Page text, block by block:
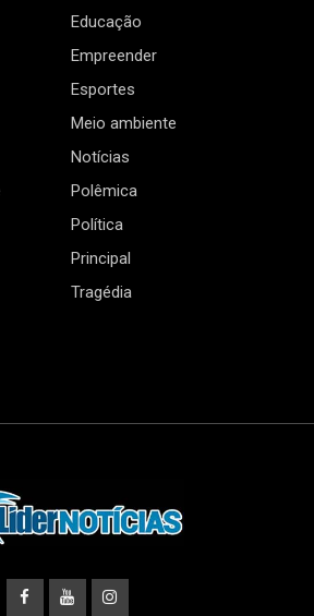
Educação
Empreender
Esportes
Meio ambiente
Notícias
Polêmica
Política
Principal
Tragédia